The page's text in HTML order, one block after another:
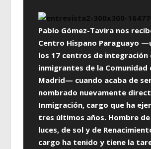
Pablo Gómez-Tavira nos
Centro Hispano Paraguayo
los 17 centros de integración
inmigrantes de la Comunidad
Madrid— cuando acaba de
nombrado nuevamente
Inmigración, cargo que ha
tres últimos años. Hombre
luces, de sol y de
cargo ha tenido y tiene la